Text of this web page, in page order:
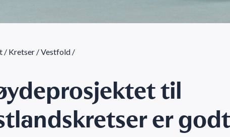
/ Kretser /Vestfold /
til
er